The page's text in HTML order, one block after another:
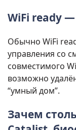
WiFi ready —
Обычно WiFi
управления со
совместимого
возможно
“умный дом”.
Зачем